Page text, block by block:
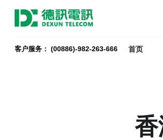
客户服务： (00886)-982-263-666 首页